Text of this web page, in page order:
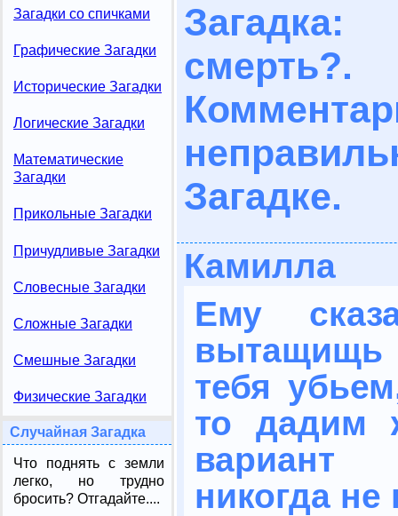
Загадки со спичками
Графические Загадки
Исторические Загадки
Логические Загадки
Математические
Загадки
Прикольные Загадки
Причудливые Загадки
Словесные Загадки
Сложные Загадки
Смешные Загадки
Физические Загадки
Случайная Загадка
Что поднять с земли
легко, но трудно
бросить? Отгадайте....
смерть?.
Загадке.
Камилла
Ему
тебя
то дадим
вариант
никогда